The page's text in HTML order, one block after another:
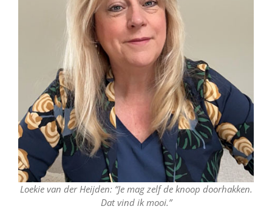
Loekie van der Heijden: “Je mag zelf de knoop doorhakken.
Dat vind ik mooi.”